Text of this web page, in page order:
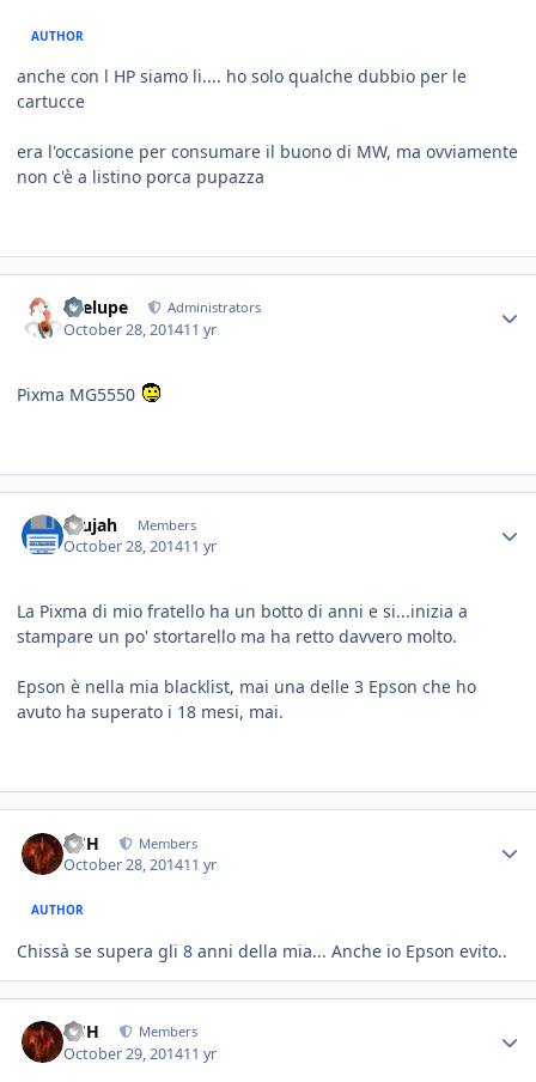
AUTHOR
anche con l HP siamo li.... ho solo qualche dubbio per le
cartucce
era l'occasione per consumare il buono di MW, ma ovviamente
non c'è a listino porca pupazza
Toelupe Administrators
October 28, 201411 yr
Pixma MG5550
Brujah Members
October 28, 201411 yr
La Pixma di mio fratello ha un botto di anni e si...inizia a
stampare un po' stortarello ma ha retto davvero molto.
Epson è nella mia blacklist, mai una delle 3 Epson che ho
avuto ha superato i 18 mesi, mai.
HSH Members
October 28, 201411 yr
AUTHOR
Chissà se supera gli 8 anni della mia... Anche io Epson evito..
HSH Members
October 29, 201411 yr